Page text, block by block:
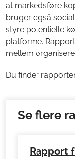
at markedsføre
bruger også
styre potentielle
platforme.
mellem
Du finder
Se flere
Rapport